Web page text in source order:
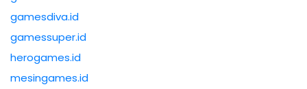
gamesdiva.id
gamessuper.id
herogames.id
mesingames.id